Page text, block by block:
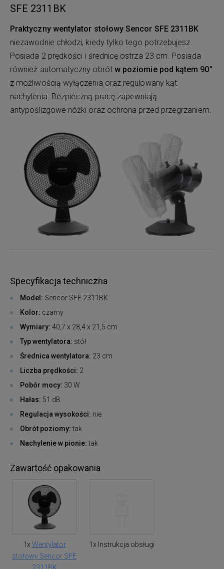
SFE 2311BK
Praktyczny wentylator stołowy Sencor SFE 2311BK
niezawodnie chłodzi, kiedy tylko tego potrzebujesz.
Posiada 2 prędkości i średnicę ostrza 23 cm. Posiada
również automatyczny obrót w poziomie pod kątem 90°
z możliwością wyłączenia oraz regulowany kąt
nachylenia. Bezpieczną pracę zapewniają
antypoślizgowe nóżki oraz ochrona przed przegrzaniem.
Specyfikacja techniczna
Model: Sencor SFE 2311BK
Kolor: czarny
Wymiary: 40,7 x 28,4 x 21,5 cm
Typ wentylatora: stół
Średnica wentylatora: 23 cm
Liczba prędkości: 2
Pobór mocy: 30 W
Hałas: 51 dB
Regulacja wysokości: nie
Obrót poziomy:tak
Nachylenie w pionie:tak
Zawartość opakowania
1x Wentylator
stołowy Sencor SFE
1x Instrukcja obsługi